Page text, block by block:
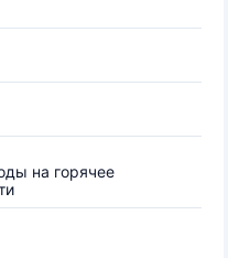
на горячее